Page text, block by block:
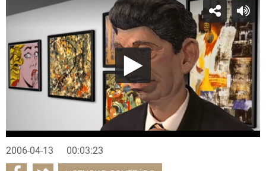
2006-04-13 00:03:23